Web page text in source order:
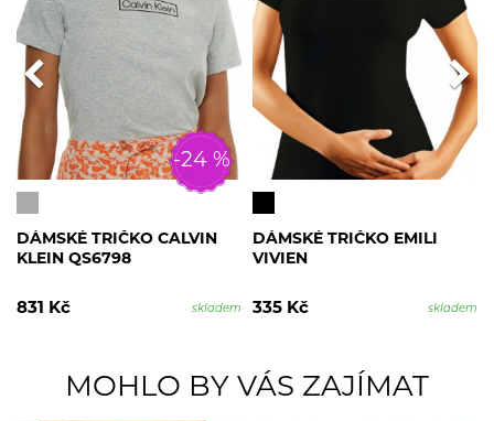
-24 %
DÁMSKÉ TRIČKO CALVIN
KLEIN QS6798
831 Kč skladem
DÁMSKÉ TRIČKO EMILI
VIVIEN
335 Kč skladem
MOHLO BY VÁS ZAJÍMAT